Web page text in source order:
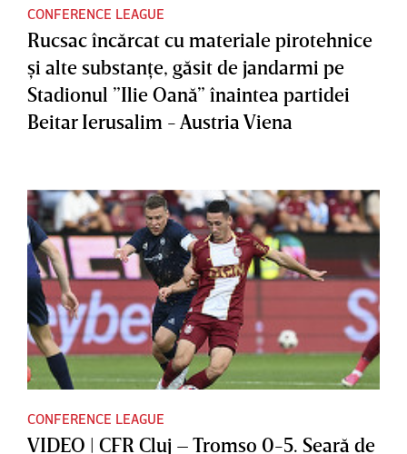
CONFERENCE LEAGUE
Rucsac încărcat cu materiale pirotehnice
şi alte substanţe, găsit de jandarmi pe
Stadionul ”Ilie Oană” înaintea partidei
Beitar Ierusalim - Austria Viena
CONFERENCE LEAGUE
VIDEO | CFR Cluj – Tromso 0-5. Seară de